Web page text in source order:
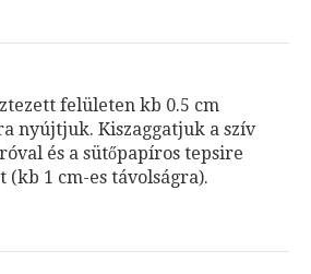
felületen kb 0.5 cm
nyújtjuk. Kiszaggatjuk a szív
és a sütőpapíros tepsire
(kb 1 cm-es távolságra).